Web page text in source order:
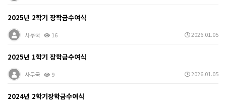
2025년 2학기 장학금수여식
사무국 16 2026.01.05
2025년 1학기 장학금수여식
사무국 9 2026.01.05
2024년 2학기장학금수여식